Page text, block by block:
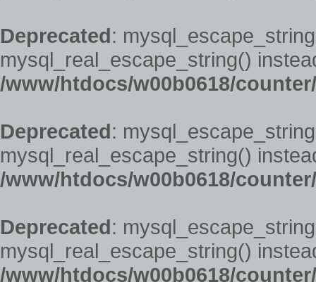
Deprecated:
mysql_real_escape_string()
/www/htdocs/w00b0618/
Deprecated:
mysql_real_escape_string()
/www/htdocs/w00b0618/
Deprecated:
mysql_real_escape_string()
/www/htdocs/w00b0618/